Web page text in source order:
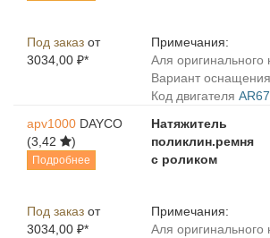
Под заказ от
3034,00 ₽*
Примечания:
Aля оригинального
Вариант оснащения
Код двигателя
apv1000 DAYCO
(3,42
)
Подробнее
Натяжитель
поликлин.ремня
с роликом
Под заказ от
3034,00 ₽*
Примечания:
Aля оригинального